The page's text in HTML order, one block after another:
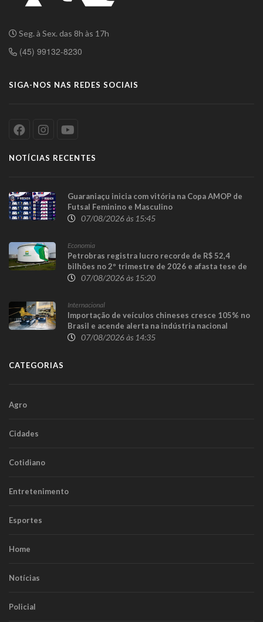
Seg. à Sex. das 8h às 17h
(45) 99132-8230
SIGA-NOS NAS REDES SOCIAIS
NOTÍCIAS RECENTES
Guaraniaçu inicia com vitória na Copa AMOP de
Futsal Feminino e Masculino
07/08/2026 às 15:45
Economia
Petrobras registra lucro recorde de R$ 52,4
bilhões no 2º trimestre de 2026 e afasta tese de
defasagem nos combustíveis
07/08/2026 às 15:20
Internacional
Importação de veículos chineses cresce 105% no
Brasil e acende alerta na indústria nacional
07/08/2026 às 14:35
CATEGORIAS
Agro
Cidades
Cotidiano
Entretenimento
Esportes
Home
Notícias
Policial